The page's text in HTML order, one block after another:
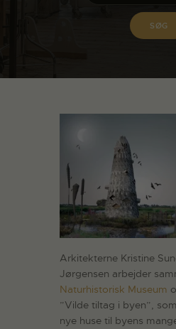
Arkitekterne Kristine
Jørgensen arbejder
Naturhistorisk Museum
”Vilde tiltag i byen”,
nye huse til byens